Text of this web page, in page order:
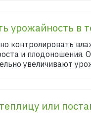
урожайность в
контролировать
и плодоношения.
увеличивают
или